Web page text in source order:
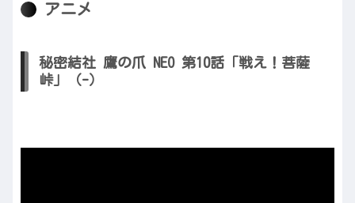
アニメ
秘密結社 鷹の爪 NEO 第10話「戦え！菩薩
峠」（-）